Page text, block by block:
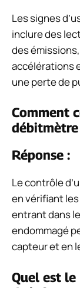
Les signes
inclure des
des
accélérations
une perte de
Comment
débitmètre
Réponse :
Le contrôle
en vérifiant
entrant dans
endommagé
capteur et en
Quel est